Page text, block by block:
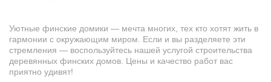
Уютные финские домики — мечта многих, тех кто хотят жить в
гармонии с окружающим миром. Если и вы разделяете эти
стремления — воспользуйтесь нашей услугой строительства
деревянных финских домов. Цены и качество работ вас
приятно удивят!